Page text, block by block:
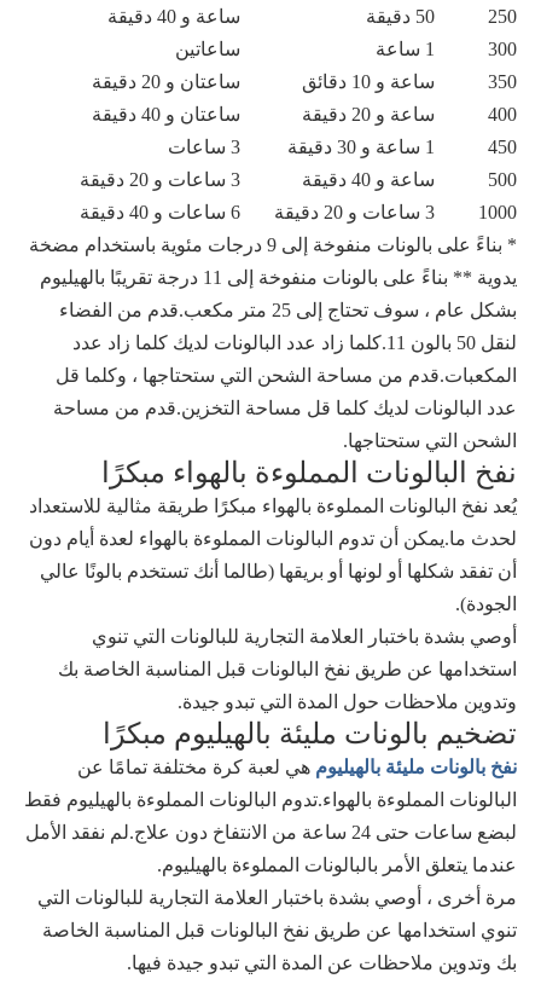
250 50 دقيقة
ساعة و 40 دقيقة
300
1 ساعة
ساعاتين
350
ساعة و 10 دقائق
ساعتان و 20 دقيقة
400
ساعة و 20 دقيقة
ساعتان و 40 دقيقة
450
1 ساعة و 30 دقيقة
3 ساعات
500
ساعة و 40 دقيقة
3 ساعات و 20 دقيقة
1000
3 ساعات و 20 دقيقة
6 ساعات و 40 دقيقة
* بناءً على بالونات منفوخة إلى 9 درجات مئوية باستخدام مضخة
يدوية ** بناءً على بالونات منفوخة إلى 11 درجة تقريبًا بالهيليوم
بشكل عام ، سوف تحتاج إلى 25 متر مكعب.قدم من الفضاء
لنقل 50 بالون 11.كلما زاد عدد البالونات لديك كلما زاد عدد
المكعبات.قدم من مساحة الشحن التي ستحتاجها ، وكلما قل
عدد البالونات لديك كلما قل مساحة التخزين.قدم من مساحة
الشحن التي ستحتاجها.
نفخ البالونات المملوءة بالهواء مبكرًا
يُعد نفخ البالونات المملوءة بالهواء مبكرًا طريقة مثالية للاستعداد
لحدث ما.يمكن أن تدوم البالونات المملوءة بالهواء لعدة أيام دون
أن تفقد شكلها أو لونها أو بريقها (طالما أنك تستخدم بالونًا عالي
الجودة).
أوصي بشدة باختبار العلامة التجارية للبالونات التي تنوي
استخدامها عن طريق نفخ البالونات قبل المناسبة الخاصة بك
وتدوين ملاحظات حول المدة التي تبدو جيدة.
تضخيم بالونات مليئة بالهيليوم مبكرًا
نفخ بالونات مليئة بالهيليوم هي لعبة كرة مختلفة تمامًا عن
البالونات المملوءة بالهواء.تدوم البالونات المملوءة بالهيليوم فقط
لبضع ساعات حتى 24 ساعة من الانتفاخ دون علاج.لم نفقد الأمل
عندما يتعلق الأمر بالبالونات المملوءة بالهيليوم.
مرة أخرى ، أوصي بشدة باختبار العلامة التجارية للبالونات التي
تنوي استخدامها عن طريق نفخ البالونات قبل المناسبة الخاصة
بك وتدوين ملاحظات عن المدة التي تبدو جيدة فيها.